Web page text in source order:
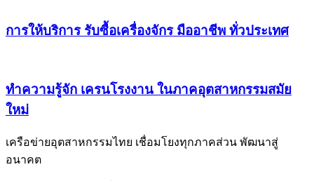
การให้บริการ รับซื้อเครื่องจักร มืออาชีพ ทั่วประเทศ
ทำความรู้จัก เครนโรงงาน ในภาคอุตสาหกรรมสมัย
ใหม่
เครือข่ายอุตสาหกรรมไทย เชื่อมโยงทุกภาคส่วน พัฒนาสู่
อนาคต